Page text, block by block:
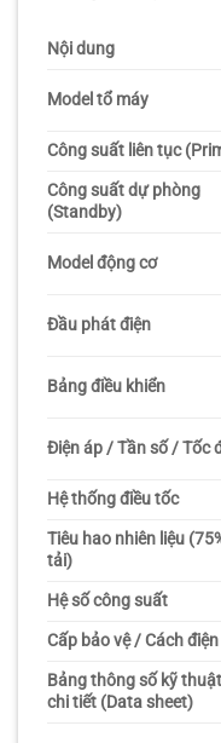
Nội dung
Model tổ máy
Công suất liên tục
Công suất dự phòng
(Standby)
Model động cơ
Đầu phát điện
Bảng điều khiển
Điện áp / Tần số / Tốc
Hệ thống điều tốc
Tiêu hao nhiên liệu
tải)
Hệ số công suất
Cấp bảo vệ / Cách điện
Bảng thông số kỹ thuật
chi tiết (Data sheet)